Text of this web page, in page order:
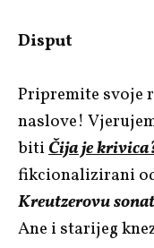
Disput
Pripremite svoje
naslove!
bitiČija je
fikcionalizirani
Kreutzerovu
Ane i starijeg